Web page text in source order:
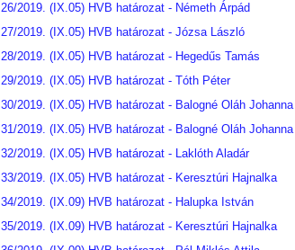
26/2019. (IX.05) HVB határozat - Németh Árpád
27/2019. (IX.05) HVB határozat - Józsa László
28/2019. (IX.05) HVB határozat - Hegedűs Tamás
29/2019. (IX.05) HVB határozat - Tóth Péter
30/2019. (IX.05) HVB határozat - Balogné Oláh Johanna
31/2019. (IX.05) HVB határozat - Balogné Oláh Johanna
32/2019. (IX.05) HVB határozat - Laklóth Aladár
33/2019. (IX.05) HVB határozat - Keresztúri Hajnalka
34/2019. (IX.09) HVB határozat - Halupka István
35/2019. (IX.09) HVB határozat - Keresztúri Hajnalka